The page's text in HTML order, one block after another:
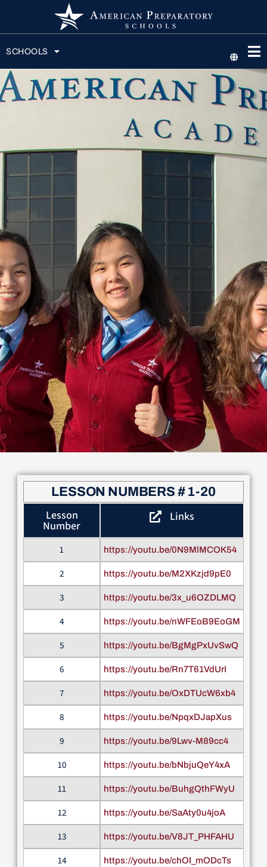
SCHOOLS
LESSON NUMBERS # 1-20
Lesson
Number
Links
1 https://youtu.be/0N9MlMCOK54
2 https://youtu.be/M2XKzjd9pE0
3 https://youtu.be/3x_u6OZDLMQ
4 https://youtu.be/nWFEoB9EoGM
5 https://youtu.be/BgMgPxUvSwQ
6 https://youtu.be/Rn7T61VdUrI
7 https://youtu.be/OxDTUcW6xb4
8 https://youtu.be/NpqxDJapXus
9 https://youtu.be/9Lwv-M89cc4
10 https://youtu.be/bNbjuQeY4xA
11 https://youtu.be/BuhgQthFWyU
12 https://youtu.be/SaAty0u4joA
13 https://youtu.be/V8JT_PHFAHU
14 https://youtu.be/chOI_mODcTs